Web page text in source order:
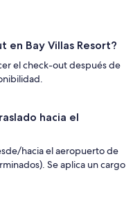
en Bay Villas Resort?
el check-out después de
hacia el
hacia el aeropuerto de
Se aplica un cargo